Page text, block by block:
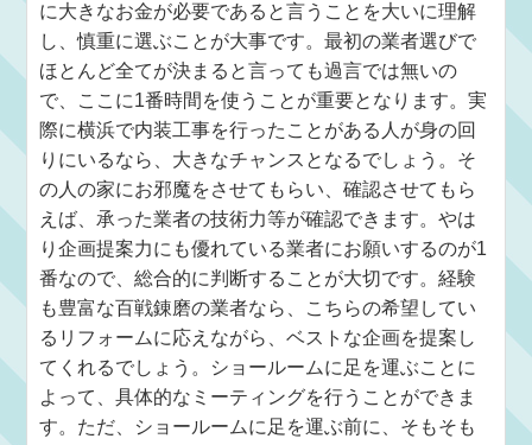
に大きなお金が必要であると言うことを大いに理解
し、慎重に選ぶことが大事です。最初の業者選びで
ほとんど全てが決まると言っても過言では無いの
で、ここに1番時間を使うことが重要となります。実
際に横浜で内装工事を行ったことがある人が身の回
りにいるなら、大きなチャンスとなるでしょう。そ
の人の家にお邪魔をさせてもらい、確認させてもら
えば、承った業者の技術力等が確認できます。やは
り企画提案力にも優れている業者にお願いするのが1
番なので、総合的に判断することが大切です。経験
も豊富な百戦錬磨の業者なら、こちらの希望してい
るリフォームに応えながら、ベストな企画を提案し
てくれるでしょう。ショールームに足を運ぶことに
よって、具体的なミーティングを行うことができま
す。ただ、ショールームに足を運ぶ前に、そもそも